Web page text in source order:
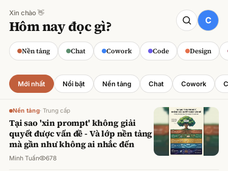
Xin chào 👋
Hôm nay đọc gì?
Nền tảng Chat Cowork Code Design
CODE
Claude cho Sales: Dự báo doanh số
chính xác
Minh Tuấn ·800 lượt xem
Mới nhất Nổi bật Nền tảng Chat Cowork
Nền tảng· Trung cấp
Tại sao 'xin prompt' không giải
quyết được vấn đề - Và lớp nền tảng
mà gần như không ai nhắc đến
Minh Tuấn 678